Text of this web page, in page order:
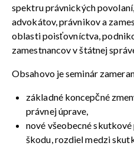
spektru právnických
advokátov, právnikov a
oblasti poisťovníctva,
zamestnancov v štátnej
Obsahovo je seminár
základné koncepčné
právnej úprave,
nové všeobecné
škodu, rozdiel medzi